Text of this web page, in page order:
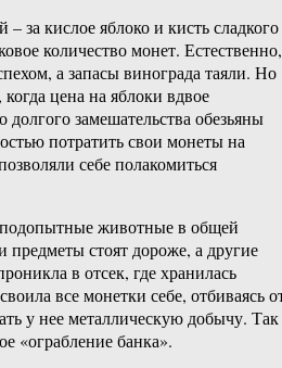
за кислое яблоко и кисть сладкого
количество монет. Естественно,
а запасы винограда таяли. Но
цена на яблоки вдвое
долгого замешательства обезьяны
потратить свои монеты на
себе полакомиться
животные в общей
предметы стоят дороже, а другие
в отсек, где хранилась
все монетки себе, отбиваясь
у нее металлическую добычу. Так
«ограбление банка».